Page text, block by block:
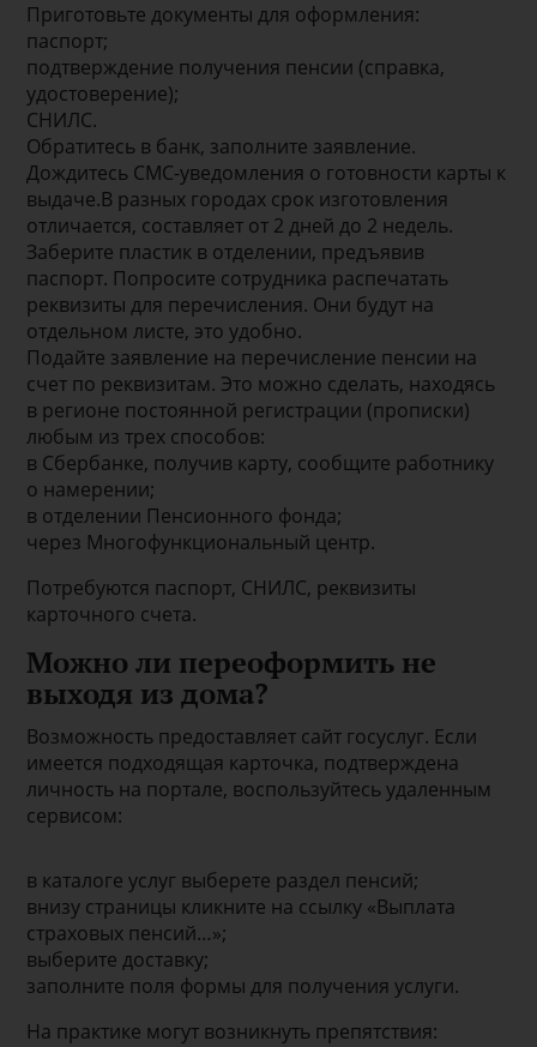
Приготовьте документы для оформления:
паспорт;
подтверждение получения пенсии (справка,
удостоверение);
СНИЛС.
Обратитесь в банк, заполните заявление.
Дождитесь СМС-уведомления о готовности карты к
выдаче.В разных городах срок изготовления
отличается, составляет от 2 дней до 2 недель.
Заберите пластик в отделении, предъявив
паспорт. Попросите сотрудника распечатать
реквизиты для перечисления. Они будут на
отдельном листе, это удобно.
Подайте заявление на перечисление пенсии на
счет по реквизитам. Это можно сделать, находясь
в регионе постоянной регистрации (прописки)
любым из трех способов:
в Сбербанке, получив карту, сообщите работнику
о намерении;
в отделении Пенсионного фонда;
через Многофункциональный центр.
Потребуются паспорт, СНИЛС, реквизиты
карточного счета.
Можно ли переоформить не
выходя из дома?
Возможность предоставляет сайт госуслуг. Если
имеется подходящая карточка, подтверждена
личность на портале, воспользуйтесь удаленным
сервисом:
в каталоге услуг выберете раздел пенсий;
внизу страницы кликните на ссылку «Выплата
страховых пенсий…»;
выберите доставку;
заполните поля формы для получения услуги.
На практике могут возникнуть препятствия: